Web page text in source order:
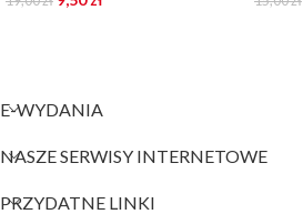
E-WYDANIA
NASZE SERWISY INTERNETOWE
PRZYDATNE LINKI